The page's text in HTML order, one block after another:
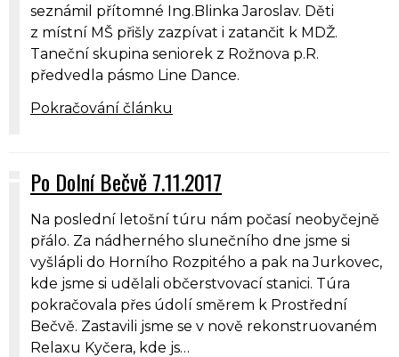
seznámil přítomné Ing.Blinka Jaroslav. Děti
z místní MŠ přišly zazpívat i zatančit k MDŽ.
Taneční skupina seniorek z Rožnova p.R.
předvedla pásmo Line Dance.
Pokračování článku
Po Dolní Bečvě 7.11.2017
Na poslední letošní túru nám počasí neobyčejně
přálo. Za nádherného slunečního dne jsme si
vyšlápli do Horního Rozpitého a pak na Jurkovec,
kde jsme si udělali občerstvovací stanici. Túra
pokračovala přes údolí směrem k Prostřední
Bečvě. Zastavili jsme se v nově rekonstruovaném
Relaxu Kyčera, kde js…